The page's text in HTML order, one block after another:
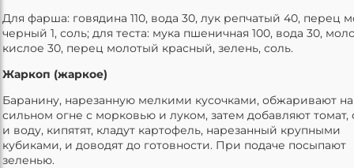
Для фарша: говядина 110, вода 30, лук репчатый 40, перец
черный 1, соль; для теста: мука пшеничная 100, вода 30,
кислое 30, перец молотый красный, зелень, соль.
Жаркоп (жаркое)
Баранину, нарезанную мелкими кусочками, обжаривают на
сильном огне с морковью и луком, затем добавляют томат,
и воду, кипятят, кладут картофель, нарезанный крупными
кубиками, и доводят до готовности. При подаче посыпают
зеленью.